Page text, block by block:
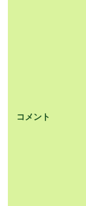
コメント